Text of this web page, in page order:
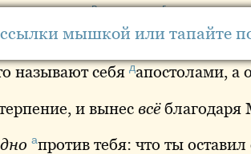
кто ходитвпосреди гсеми
называют себя дапостолами, а
и вынес всёблагодаря
апротив тебя: что ты
мышкой или тапайте